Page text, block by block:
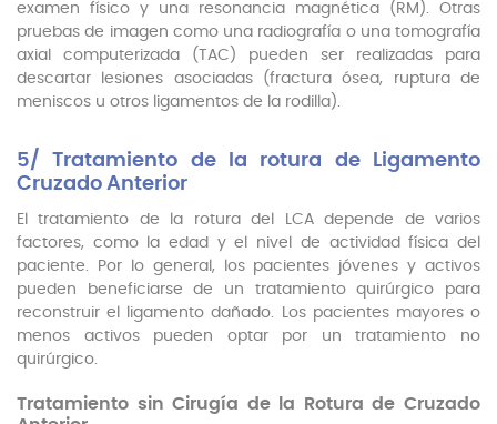
examen físico y una resonancia magnética (RM). Otras
pruebas de imagen como una radiografía o una tomografía
axial computerizada (TAC) pueden ser realizadas para
descartar lesiones asociadas (fractura ósea, ruptura de
meniscos u otros ligamentos de la rodilla).
5/ Tratamiento de la rotura de Ligamento
Cruzado Anterior
El tratamiento de la rotura del LCA depende de varios
factores, como la edad y el nivel de actividad física del
paciente. Por lo general, los pacientes jóvenes y activos
pueden beneficiarse de un tratamiento quirúrgico para
reconstruir el ligamento dañado. Los pacientes mayores o
menos activos pueden optar por un tratamiento no
quirúrgico.
Tratamiento sin Cirugía de la Rotura de Cruzado